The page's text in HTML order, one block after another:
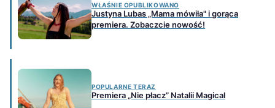
WŁAŚNIE OPUBLIKOWANO
Justyna Lubas „Mama mówiła" i gorąca
premiera. Zobaczcie nowość!
POPULARNE TERAZ
Premiera „Nie płacz” Natalii Magical